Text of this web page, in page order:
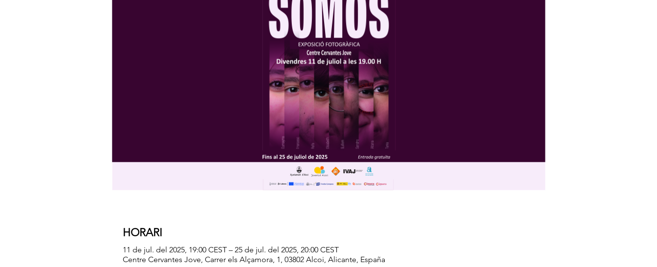
HORARI
11 de jul. del 2025, 19:00 CEST – 25 de jul. del 2025, 20:00 CEST
Centre Cervantes Jove, Carrer els Alçamora, 1, 03802 Alcoi, Alicante, España